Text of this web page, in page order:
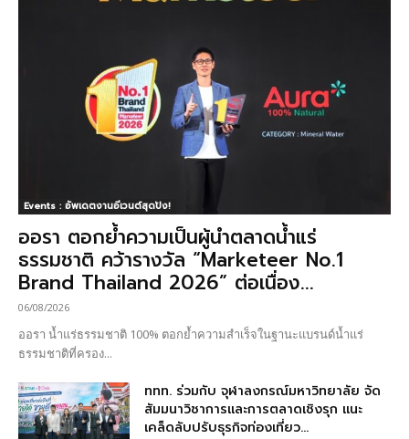
Events : อัพเดตงานอีเวนต์สุดปัง!
ออรา ตอกย้ำความเป็นผู้นำตลาดน้ำแร่
ธรรมชาติ คว้ารางวัล “Marketeer No.1
Brand Thailand 2026” ต่อเนื่อง...
06/08/2026
ออรา น้ำแร่ธรรมชาติ 100% ตอกย้ำความสำเร็จในฐานะแบรนด์น้ำแร่
ธรรมชาติที่ครอง...
ททท. ร่วมกับ จุฬาลงกรณ์มหาวิทยาลัย จัด
สัมมนาวิชาการและการตลาดเชิงรุก แนะ
เคล็ดลับปรับธุรกิจท่องเที่ยว...